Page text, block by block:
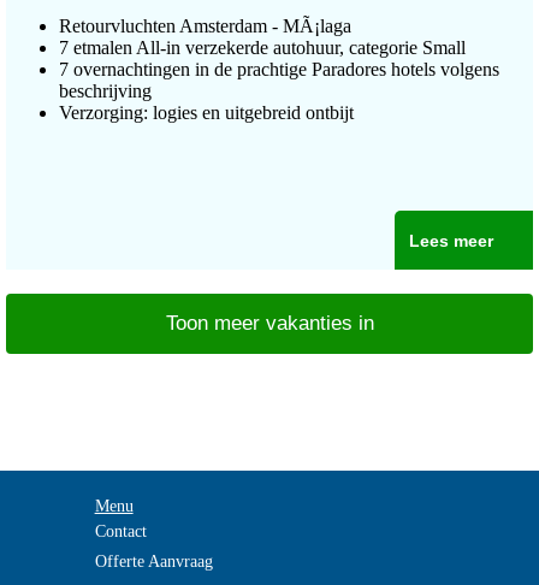
Retourvluchten Amsterdam - MÃ¡laga
7 etmalen All-in verzekerde autohuur, categorie Small
7 overnachtingen in de prachtige Paradores hotels volgens
beschrijving
Verzorging: logies en uitgebreid ontbijt
Lees meer
Toon meer vakanties in
Menu
Contact
Offerte Aanvraag